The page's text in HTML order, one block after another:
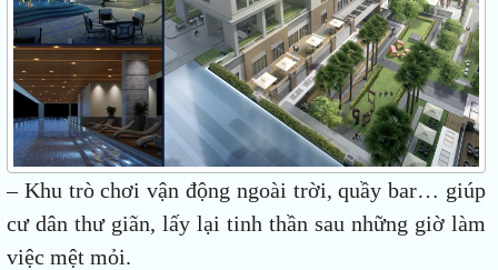
– Khu trò chơi vận động ngoài trời, quầy bar… giúp
cư dân thư giãn, lấy lại tinh thần sau những giờ làm
việc mệt mỏi.